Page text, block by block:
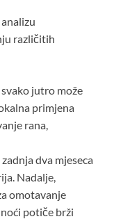
različitih
jutro može
primjena
rana,
dva mjeseca
Nadalje,
omotavanje
potiče brži